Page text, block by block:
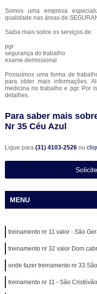
Somos uma empresa
qualidade nas áreas de
Saiba mais sobre os serviços de:
pgr
segurança do trabalho
exame demissional
Possuímos uma forma de
para obter mais informações.
medicina no trabalho e pgr. Por
detalhes.
Para saber mais
Nr 35 Céu Azul
Ligue para (31) 4103-2526 ou
MENU
treinamento nr 11 valor - São
treinamento nr 32 valor Dom
onde fazer treinamento nr 33
treinamento nr 11 - São Cristóvão